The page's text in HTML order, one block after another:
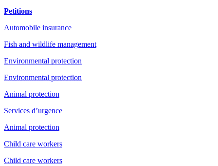
Petitions
Automobile insurance
Fish and wildlife management
Environmental protection
Environmental protection
Animal protection
Services d’urgence
Animal protection
Child care workers
Child care workers